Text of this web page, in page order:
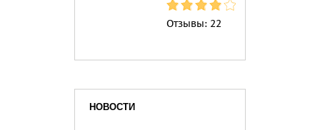
Отзывы: 22
НОВОСТИ